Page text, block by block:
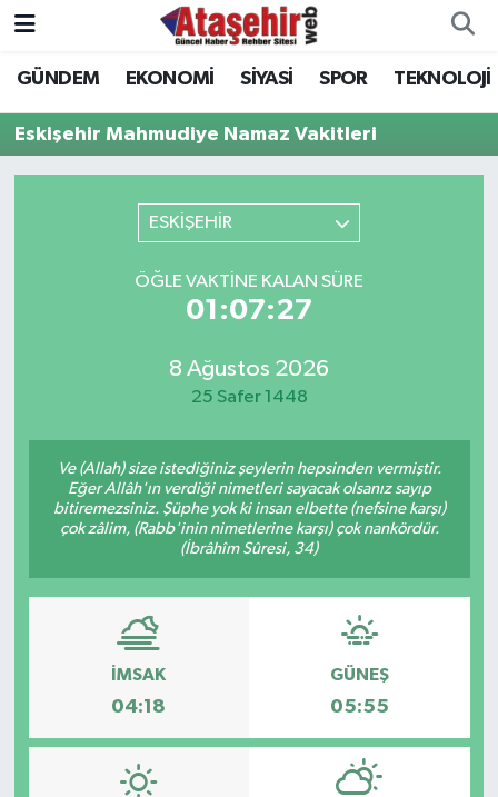
GÜNDEM EKONOMİ SİYASİ SPOR TEKNOLOJİ
Eskişehir Mahmudiye Namaz Vakitleri
ESKİŞEHİR
ÖĞLE VAKTINE KALAN SÜRE
01:07:27
8 Ağustos 2026
25 Safer 1448
Ve (Allah) size istediğiniz şeylerin hepsinden vermiştir.
Eğer Allâh'ın verdiği nimetleri sayacak olsanız sayıp
bitiremezsiniz. Şüphe yok ki insan elbette (nefsine karşı)
çok zâlim, (Rabb'inin nimetlerine karşı) çok nankördür.
(İbrâhîm Sûresi, 34)
İMSAK
04:18
GÜNEŞ
05:55
Hava Durumu
Trafik Durumu
Son Dakika Haberleri